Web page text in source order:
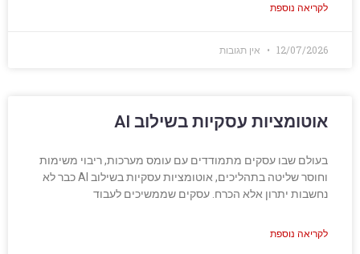
לקריאה נוספת
12/07/2026 אין תגובות
אוטומציות עסקיות בשילוב AI
בעולם שבו עסקים מתמודדים עם עומס מערכות, ריבוי משימות
וחוסר שליטה בתהליכים, אוטומציות עסקיות בשילוב AI כבר לא
נחשבות יתרון אלא הכרח. עסקים שממשיכים לעבוד
לקריאה נוספת